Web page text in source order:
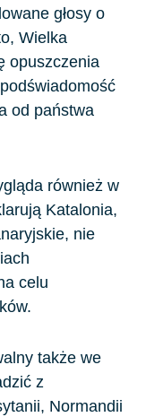
głosy o
Wielka
opuszczenia
od państwa
również w
Katalonia,
, nie
celu
także we
z
Normandii